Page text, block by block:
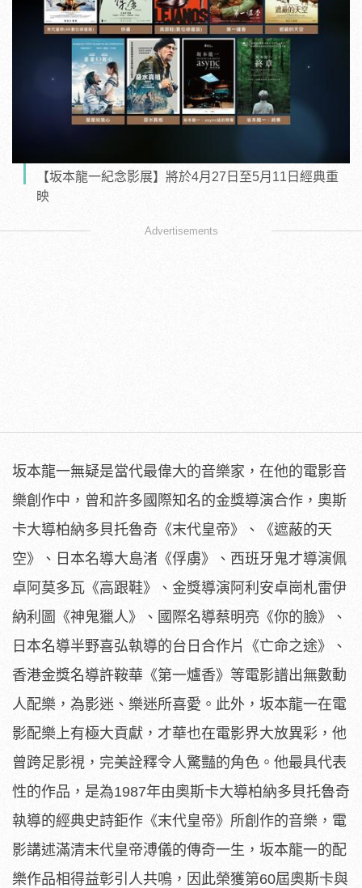
【坂本龍一紀念影展】將於4月27日至5月11日經典重
映
Advertisements
坂本龍一無疑是當代最偉大的音樂家，在他的電影音
樂創作中，曾和許多國際知名的金獎導演合作，奧斯
卡大導柏納多貝托魯奇《末代皇帝》、《遮蔽的天
空》、日本名導大島渚《俘虜》、 西班牙鬼才導演佩
卓阿莫多瓦《高跟鞋》、 金獎導演阿利安卓崗札雷伊
納利圖《神鬼獵人》、國際名導蔡明亮《你的臉》、
日本名導半野喜弘執導的台日合作片《亡命之途》、
香港金獎名導許鞍華《第一爐香》等電影譜出無數動
人配樂， 為影迷、樂迷所喜愛。此外，坂本龍一在電
影配樂上有極大貢獻， 才華也在電影界大放異彩，他
曾跨足影視， 完美詮釋令人驚豔的角色。他最具代表
性的作品，是為1987年由奧斯卡大導柏納多貝托魯奇
執導的經典史詩鉅作《末代皇帝》 所創作的音樂，電
影講述滿清末代皇帝溥儀的傳奇一生， 坂本龍一的配
樂作品相得益彰引人共鳴，因此榮獲第60屆奧斯卡與